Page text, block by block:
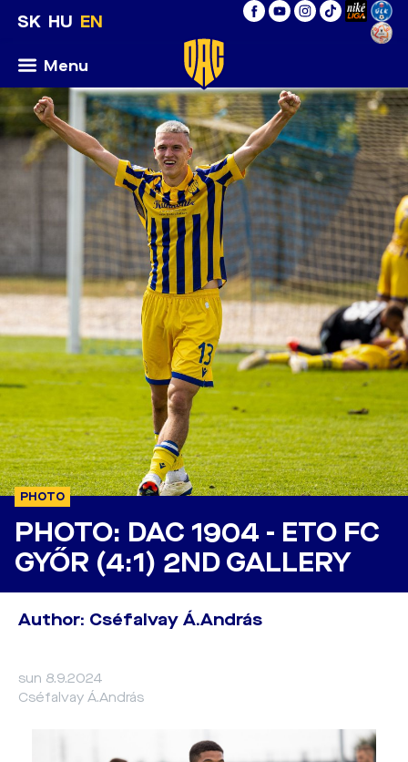
SK HU EN
Menu
PHOTO
PHOTO: DAC 1904 - ETO FC
GYŐR (4:1) 2ND GALLERY
Author: Cséfalvay Á.András
sun 8.9.2024
Cséfalvay Á.András